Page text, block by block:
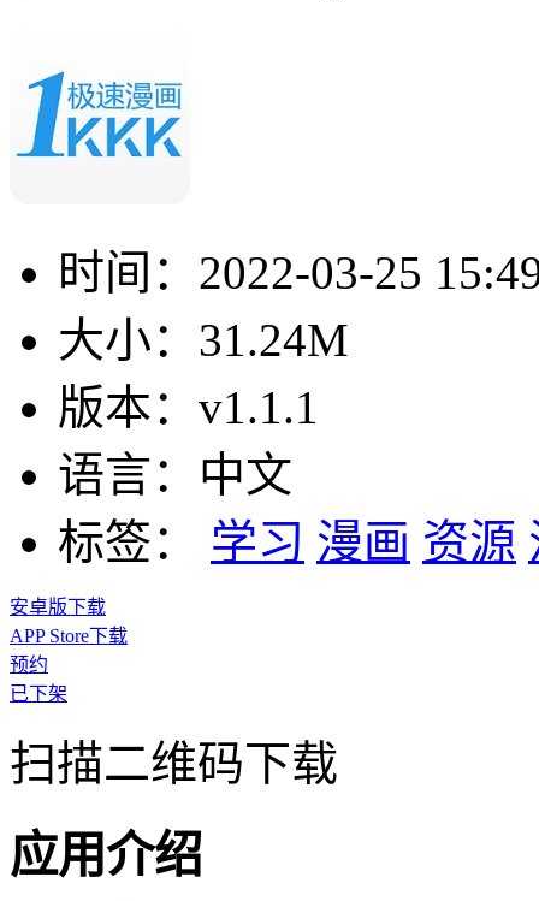
时间： 2022-03-25
大小： 31.24M
版本： v1.1.1
语言： 中文
标签：
学习 漫画 资源
安卓版下载
APP Store下载
预约
已下架
扫描二维码下载
应用介绍